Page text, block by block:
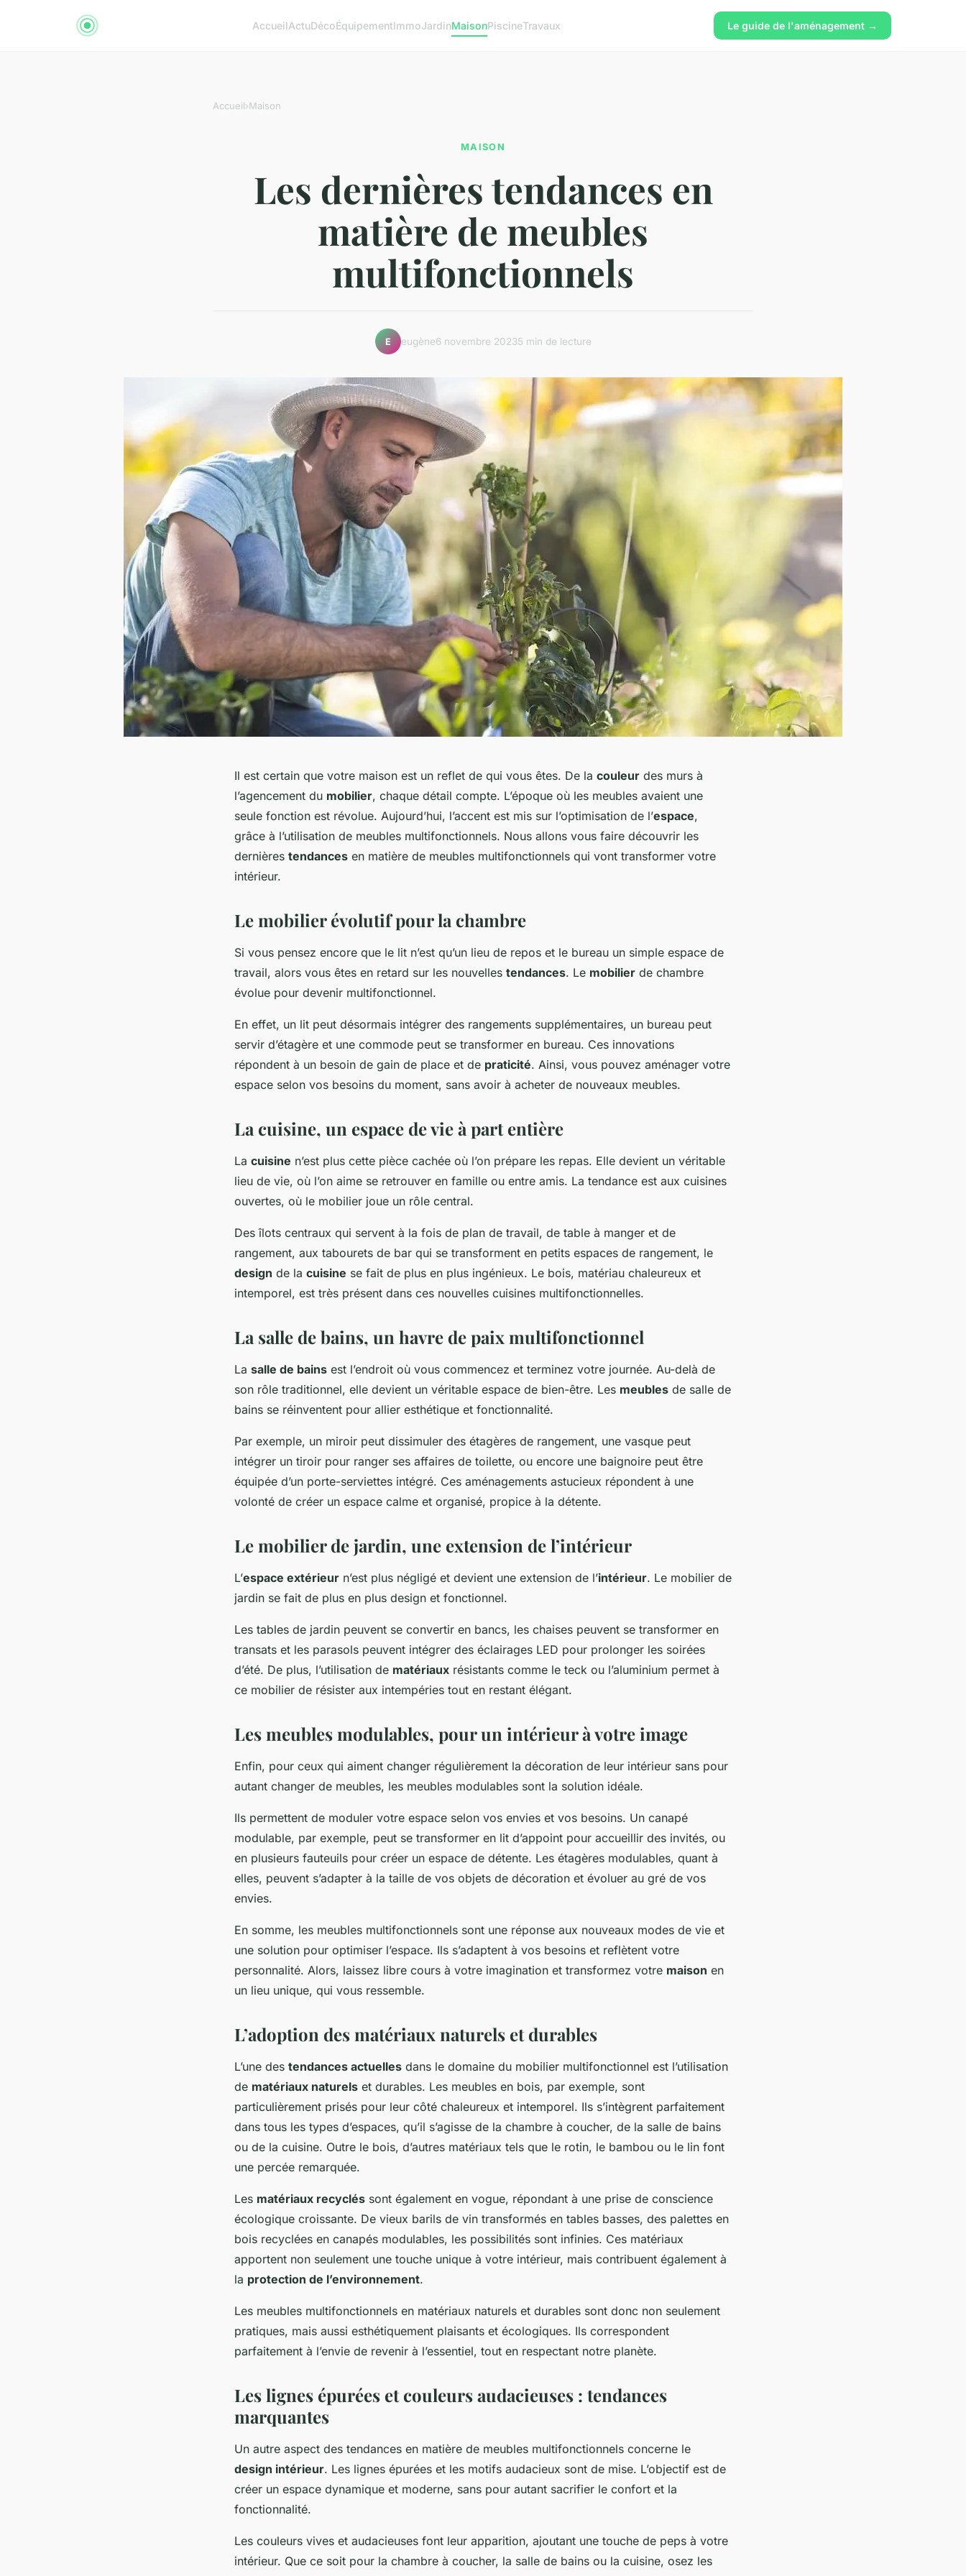
AccueilActuDécoÉquipementImmoJardinMaisonPiscineTravaux Le guide de l'aménagement →
Accueil›Maison
MAISON
Les dernières tendances en
matière de meubles
multifonctionnels
E eugène6 novembre 20235 min de lecture
Il est certain que votre maison est un reflet de qui vous êtes. De la couleur des murs à
l’agencement du mobilier, chaque détail compte. L’époque où les meubles avaient une
seule fonction est révolue. Aujourd’hui, l’accent est mis sur l’optimisation de l’espace,
grâce à l’utilisation de meubles multifonctionnels. Nous allons vous faire découvrir les
dernières tendances en matière de meubles multifonctionnels qui vont transformer votre
intérieur.
Le mobilier évolutif pour la chambre
Si vous pensez encore que le lit n’est qu’un lieu de repos et le bureau un simple espace de
travail, alors vous êtes en retard sur les nouvelles tendances. Le mobilier de chambre
évolue pour devenir multifonctionnel.
En effet, un lit peut désormais intégrer des rangements supplémentaires, un bureau peut
servir d’étagère et une commode peut se transformer en bureau. Ces innovations
répondent à un besoin de gain de place et de praticité. Ainsi, vous pouvez aménager votre
espace selon vos besoins du moment, sans avoir à acheter de nouveaux meubles.
La cuisine, un espace de vie à part entière
La cuisine n’est plus cette pièce cachée où l’on prépare les repas. Elle devient un véritable
lieu de vie, où l’on aime se retrouver en famille ou entre amis. La tendance est aux cuisines
ouvertes, où le mobilier joue un rôle central.
Des îlots centraux qui servent à la fois de plan de travail, de table à manger et de
rangement, aux tabourets de bar qui se transforment en petits espaces de rangement, le
design de la cuisine se fait de plus en plus ingénieux. Le bois, matériau chaleureux et
intemporel, est très présent dans ces nouvelles cuisines multifonctionnelles.
La salle de bains, un havre de paix multifonctionnel
La salle de bains est l’endroit où vous commencez et terminez votre journée. Au-delà de
son rôle traditionnel, elle devient un véritable espace de bien-être. Les meubles de salle de
bains se réinventent pour allier esthétique et fonctionnalité.
Par exemple, un miroir peut dissimuler des étagères de rangement, une vasque peut
intégrer un tiroir pour ranger ses affaires de toilette, ou encore une baignoire peut être
équipée d’un porte-serviettes intégré. Ces aménagements astucieux répondent à une
volonté de créer un espace calme et organisé, propice à la détente.
Le mobilier de jardin, une extension de l’intérieur
L’espace extérieur n’est plus négligé et devient une extension de l’intérieur. Le mobilier de
jardin se fait de plus en plus design et fonctionnel.
Les tables de jardin peuvent se convertir en bancs, les chaises peuvent se transformer en
transats et les parasols peuvent intégrer des éclairages LED pour prolonger les soirées
d’été. De plus, l’utilisation de matériaux résistants comme le teck ou l’aluminium permet à
ce mobilier de résister aux intempéries tout en restant élégant.
Les meubles modulables, pour un intérieur à votre image
Enfin, pour ceux qui aiment changer régulièrement la décoration de leur intérieur sans pour
autant changer de meubles, les meubles modulables sont la solution idéale.
Ils permettent de moduler votre espace selon vos envies et vos besoins. Un canapé
modulable, par exemple, peut se transformer en lit d’appoint pour accueillir des invités, ou
en plusieurs fauteuils pour créer un espace de détente. Les étagères modulables, quant à
elles, peuvent s’adapter à la taille de vos objets de décoration et évoluer au gré de vos
envies.
En somme, les meubles multifonctionnels sont une réponse aux nouveaux modes de vie et
une solution pour optimiser l’espace. Ils s’adaptent à vos besoins et reflètent votre
personnalité. Alors, laissez libre cours à votre imagination et transformez votre maison en
un lieu unique, qui vous ressemble.
L’adoption des matériaux naturels et durables
L’une des tendances actuelles dans le domaine du mobilier multifonctionnel est l’utilisation
de matériaux naturels et durables. Les meubles en bois, par exemple, sont
particulièrement prisés pour leur côté chaleureux et intemporel. Ils s’intègrent parfaitement
dans tous les types d’espaces, qu’il s’agisse de la chambre à coucher, de la salle de bains
ou de la cuisine. Outre le bois, d’autres matériaux tels que le rotin, le bambou ou le lin font
une percée remarquée.
Les matériaux recyclés sont également en vogue, répondant à une prise de conscience
écologique croissante. De vieux barils de vin transformés en tables basses, des palettes en
bois recyclées en canapés modulables, les possibilités sont infinies. Ces matériaux
apportent non seulement une touche unique à votre intérieur, mais contribuent également à
la protection de l’environnement.
Les meubles multifonctionnels en matériaux naturels et durables sont donc non seulement
pratiques, mais aussi esthétiquement plaisants et écologiques. Ils correspondent
parfaitement à l’envie de revenir à l’essentiel, tout en respectant notre planète.
Les lignes épurées et couleurs audacieuses : tendances
marquantes
Un autre aspect des tendances en matière de meubles multifonctionnels concerne le
design intérieur. Les lignes épurées et les motifs audacieux sont de mise. L’objectif est de
créer un espace dynamique et moderne, sans pour autant sacrifier le confort et la
fonctionnalité.
Les couleurs vives et audacieuses font leur apparition, ajoutant une touche de peps à votre
intérieur. Que ce soit pour la chambre à coucher, la salle de bains ou la cuisine, osez les